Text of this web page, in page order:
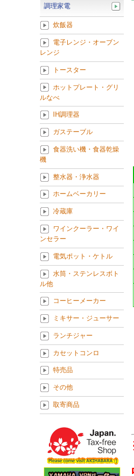
調理家電
炊飯器
電子レンジ・オーブン
レンジ
トースター
ホットプレート・グリ
ルなべ
IH調理器
ガステーブル
食器洗い機・食器乾燥
機
整水器・浄水器
ホームベーカリー
冷蔵庫
ワインクーラー・ワイ
ンセラー
電気ポット・ケトル
水筒・ステンレスボト
ル他
コーヒーメーカー
ミキサー・ジューサー
ランチジャー
カセットコンロ
特売品
その他
取寄商品